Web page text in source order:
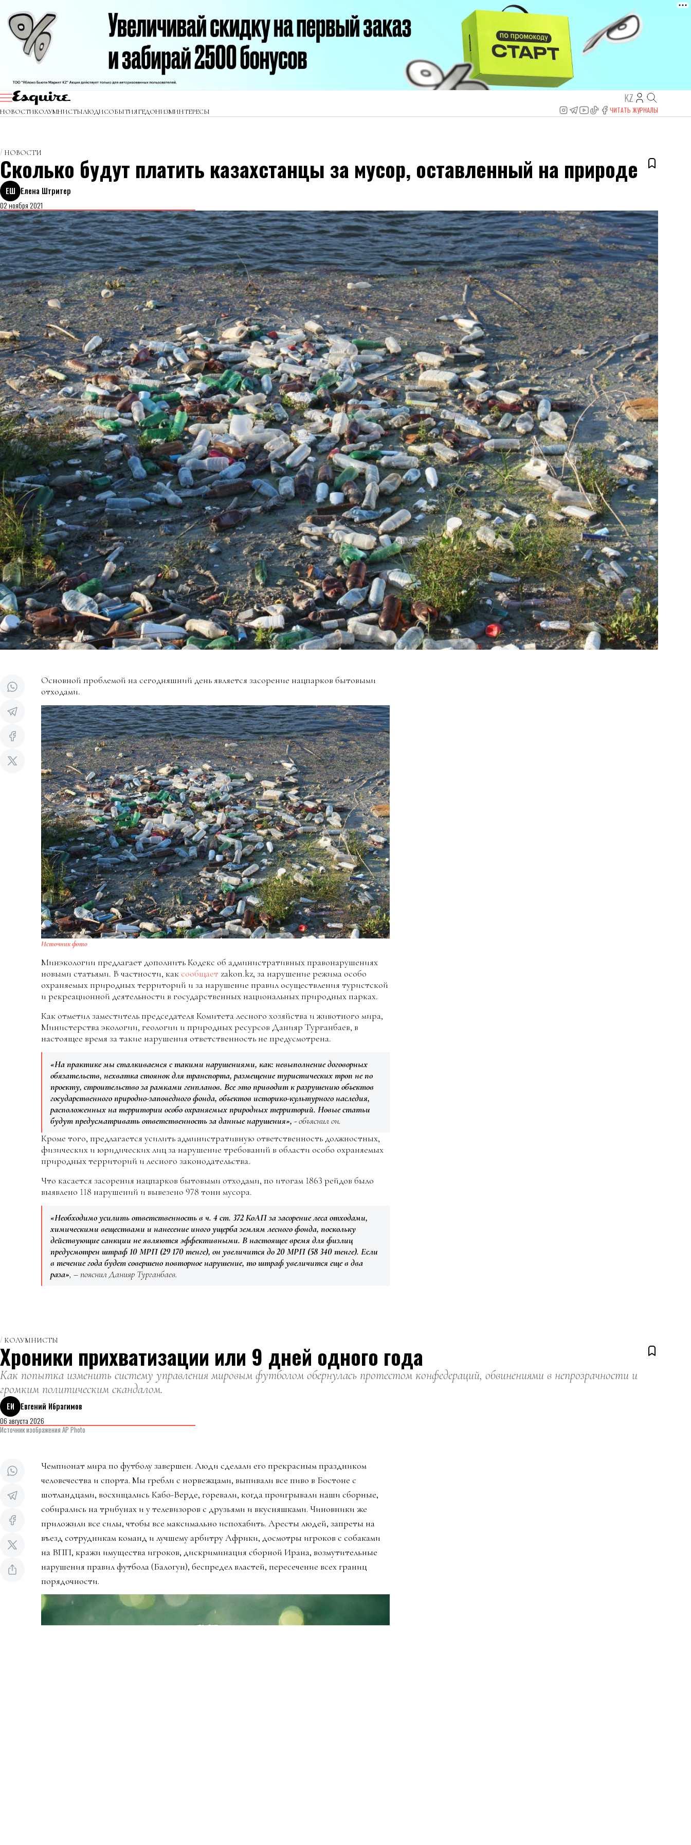
KZ
НОВОСТИКОЛУМНИСТЫЛЮДИСОБЫТИЯГЕДОНИЗМИНТЕРЕСЫ ЧИТАТЬ ЖУРНАЛЫ
НОВОСТИ
Сколько будут платить казахстанцы за мусор, оставленный на природе
ЕШ Елена Штритер
02 ноября 2021
Основной проблемой на сегодняшний день является засорение нацпарков бытовыми
отходами.
Источник фото
Минэкологии предлагает дополнить Кодекс об административных правонарушениях
новыми статьями. В частности, как сообщает zakon.kz, за нарушение режима особо
охраняемых природных территорий и за нарушение правил осуществления туристской
и рекреационной деятельности в государственных национальных природных парках.
Как отметил заместитель председателя Комитета лесного хозяйства и животного мира,
Министерства экологии, геологии и природных ресурсов Данияр Турганбаев, в
настоящее время за такие нарушения ответственность не предусмотрена.
«На практике мы сталкиваемся с такими нарушениями, как: невыполнение договорных
обязательств, нехватка стоянок для транспорта, размещение туристических троп не по
проекту, строительство за рамками генпланов. Все это приводит к разрушению объектов
государственного природно-заповедного фонда, объектов историко-культурного наследия,
расположенных на территории особо охраняемых природных территорий. Новые статьи
будут предусматривать ответственность за данные нарушения», - объяснил он.
Кроме того, предлагается усилить административную ответственность должностных,
физических и юридических лиц за нарушение требований в области особо охраняемых
природных территорий и лесного законодательства.
Что касается засорения нацпарков бытовыми отходами, по итогам 1863 рейдов было
выявлено 118 нарушений и вывезено 978 тонн мусора.
«Необходимо усилить ответственность в ч. 4 ст. 372 КоАП за засорение леса отходами,
химическими веществами и нанесение иного ущерба землям лесного фонда, поскольку
действующие санкции не являются эффективными. В настоящее время для физлиц
предусмотрен штраф 10 МРП (29 170 тенге), он увеличится до 20 МРП (58 340 тенге). Если
в течение года будет совершено повторное нарушение, то штраф увеличится еще в два
раза», – пояснил Данияр Турганбаев.
КОЛУМНИСТЫ
Хроники прихватизации или 9 дней одного года
Как попытка изменить систему управления мировым футболом обернулась протестом конфедераций, обвинениями в непрозрачности и
громким политическим скандалом.
ЕИ
Евгений Ибрагимов
06 августа 2026